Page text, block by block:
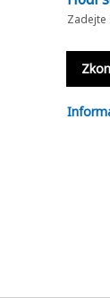
Zadejte